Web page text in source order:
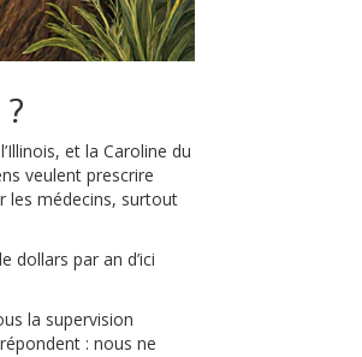
et la Caroline du
veulent prescrire
les médecins, surtout
dollars par an d’ici
la supervision
: nous ne